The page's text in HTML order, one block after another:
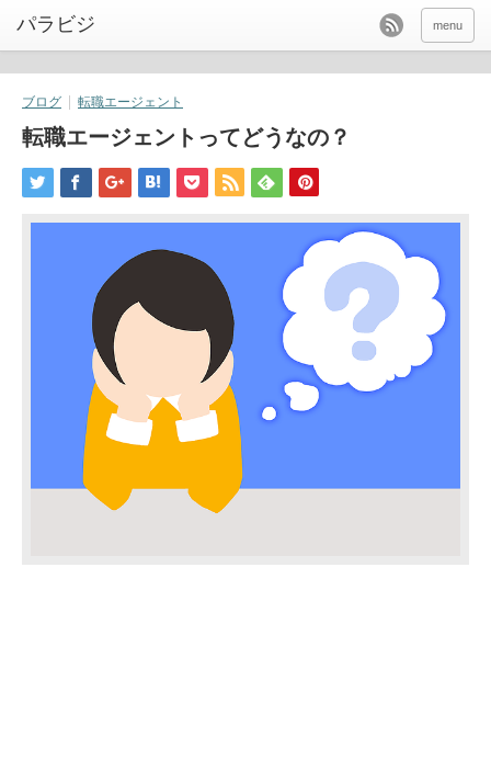
パラビジ menu
ブログ 転職エージェント
転職エージェントってどうなの？